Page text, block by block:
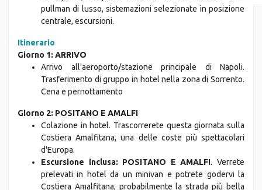
l'aeroporto, trasporto in treno ad alta velocità o in
pullman di lusso, sistemazioni selezionate in posizione
Itinerario
Giorno 1: ARRIVO
Arrivo all'aeroporto/stazione principale di Napoli.
Trasferimento di gruppo in hotel nella zona di Sorrento.
Giorno 2: POSITANO E AMALFI
Colazione in hotel. Trascorrerete questa giornata sulla
Costiera Amalfitana, una delle coste più spettacolari
d'Europa.
Escursione inclusa: POSITANO E AMALFI. Verrete
prelevati in hotel da un minivan e potrete godervi la